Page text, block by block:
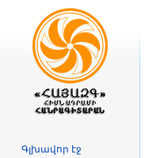
Գլխավոր էջ